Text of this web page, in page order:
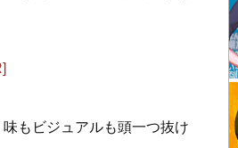
もビジュアルも頭一つ抜け